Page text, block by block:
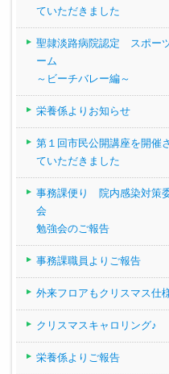
ていただきました
聖隷淡路病院認定 スポー
ーム
～ビーチバレー編～
栄養係よりお知らせ
第１回市民公開講座を開催
ていただきました
事務課便り 院内感染対策
会
勉強会のご報告
事務課職員よりご報告
外来フロアもクリスマス仕
クリスマスキャロリング♪
栄養係よりご報告